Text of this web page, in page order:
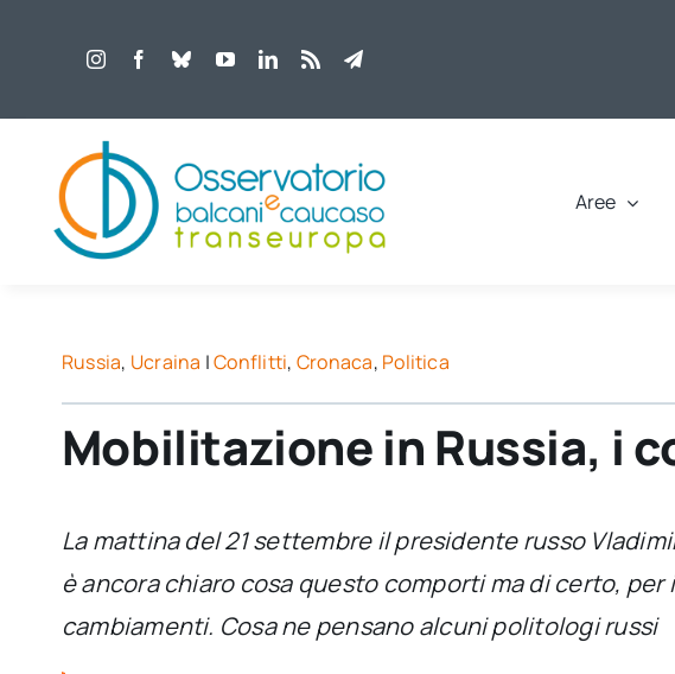
Aree
Russia, Ucraina |Conflitti, Cronaca, Politica
Mobilitazione in Russia, i
La mattina del 21 settembre il presidente russo
è ancora chiaro cosa questo comporti ma di certo,
cambiamenti. Cosa ne pensano alcuni politologi russi